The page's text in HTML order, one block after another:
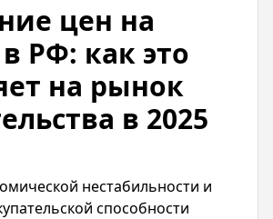
цен на
РФ: как это
на рынок
в 2025
нестабильности и
способности